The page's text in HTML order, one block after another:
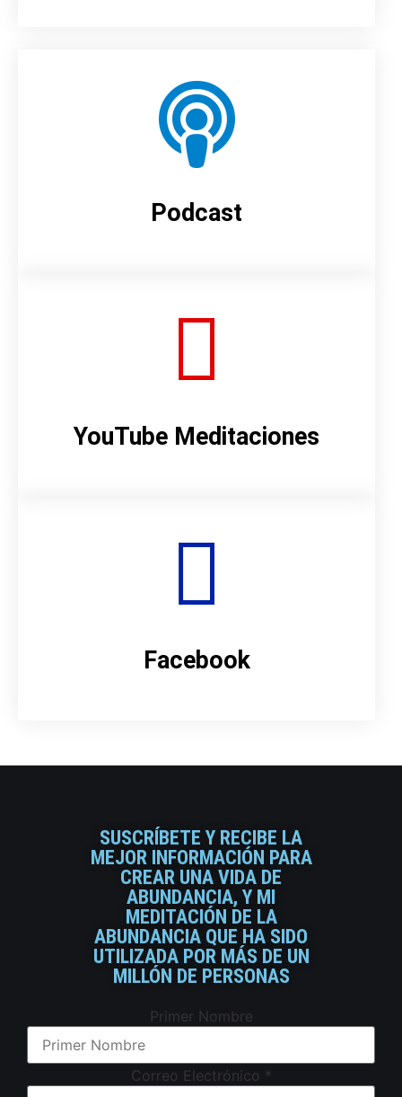
Podcast
YouTube Meditaciones
Facebook
SUSCRÍBETE Y RECIBE LA
MEJOR INFORMACIÓN PARA
CREAR UNA VIDA DE
ABUNDANCIA, Y MI
MEDITACIÓN DE LA
ABUNDANCIA QUE HA SIDO
UTILIZADA POR MÁS DE UN
MILLÓN DE PERSONAS
Primer Nombre
Correo Electrónico *